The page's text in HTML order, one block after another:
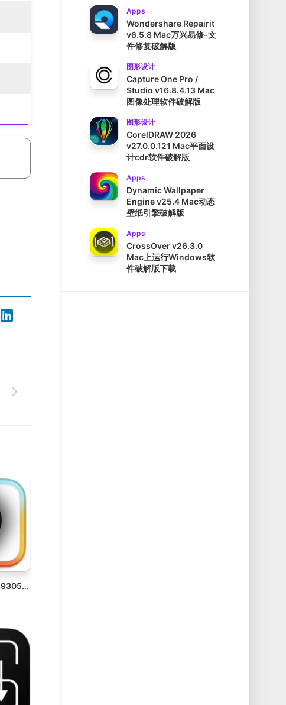
Black Light v3.0(9305) Mac 屏幕亮度设置软件破解版
Apps
Wondershare Repairit
v6.5.8 Mac万兴易修-文
件修复破解版
图形设计
Capture One Pro /
Studio v16.8.4.13 Mac
图像处理软件破解版
图形设计
CorelDRAW 2026
v27.0.0.121 Mac平面设
计cdr软件破解版
Apps
Dynamic Wallpaper
Engine v25.4 Mac动态
壁纸引擎破解版
Apps
CrossOver v26.3.0
Mac上运行Windows软
件破解版下载